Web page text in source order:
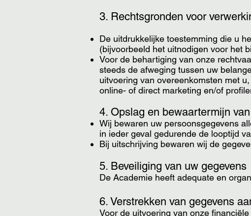
3. Rechtsgronden voor
De uitdrukkelijke toestemming die u
(bijvoorbeeld het uitnodigen voor het
Voor de behartiging van onze
steeds de afweging tussen uw
uitvoering van overeenkomsten met
online- of direct marketing en/of
4. Opslag en bewaartermijn
Wij bewaren uw persoonsgegevens
in ieder geval gedurende de looptijd
Bij uitschrijving bewaren wij de
5. Beveiliging van uw gegevens
De Academie heeft adequate en
6. Verstrekken van gegevens
Voor de uitvoering van onze